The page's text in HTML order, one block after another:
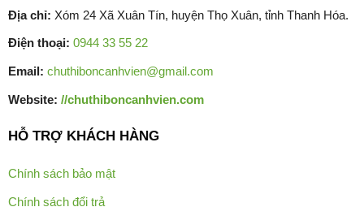
Địa chỉ: Xóm 24 Xã Xuân Tín, huyện Thọ Xuân, tỉnh Thanh Hóa.
Điện thoại: 0944 33 55 22
Email: chuthiboncanhvien@gmail.com
Website: //chuthiboncanhvien.com
HỖ TRỢ KHÁCH HÀNG
Chính sách bảo mật
Chính sách đổi trả